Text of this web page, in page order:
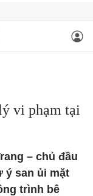
vi phạm tại
– chủ đầu
ý san ủi mặt
trình bê